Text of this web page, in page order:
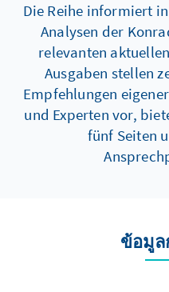
Die Reihe informiert
Analysen der
relevanten
Ausgaben stellen
Empfehlungen
und Experten vor,
fünf Seiten
ข้อมูล